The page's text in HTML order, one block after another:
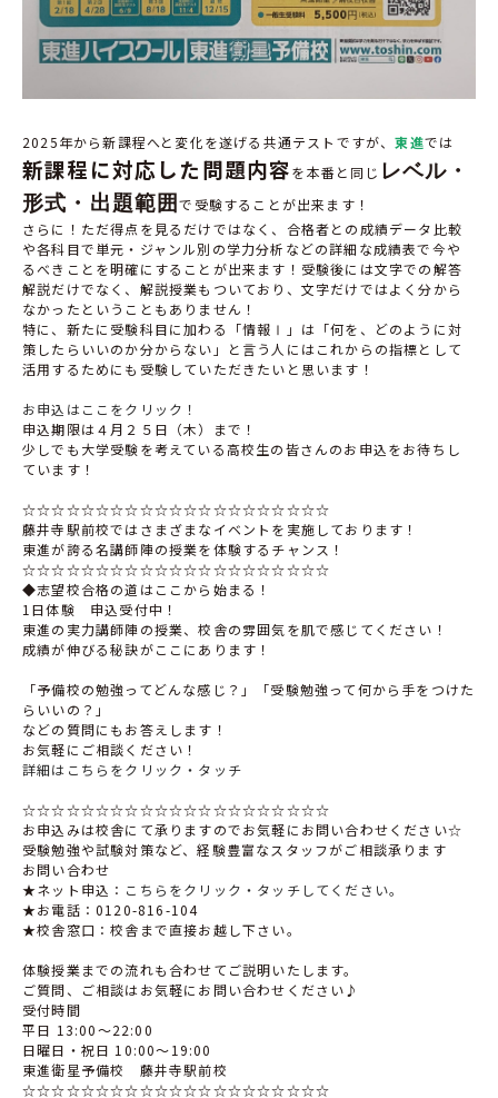
2025年から新課程へと変化を遂げる共通テストですが、東進では
新課程に対応した問題内容を本番と同じ レベル・
形式・出題範囲で受験することが出来ます！
さらに！ただ得点を見るだけではなく、合格者との成績データ比較
や各科目で単元・ジャンル別の学力分析などの詳細な成績表で今や
るべきことを明確にすることが出来ます！受験後には文字での解答
解説だけでなく、解説授業もついており、文字だけではよく分から
なかったということもありません！
特に、新たに受験科目に加わる「情報Ⅰ」は「何を、どのように対
策したらいいのか分からない」と言う人にはこれからの指標として
活用するためにも受験していただきたいと思います！
お申込はここをクリック！
申込期限は４月２５日（木）まで！
少しでも大学受験を考えている高校生の皆さんのお申込をお待ちし
ています！
☆☆☆☆☆☆☆☆☆☆☆☆☆☆☆☆☆☆☆☆☆
藤井寺駅前校ではさまざまなイベントを実施しております！
東進が誇る名講師陣の授業を体験するチャンス！
☆☆☆☆☆☆☆☆☆☆☆☆☆☆☆☆☆☆☆☆☆
◆志望校合格の道はここから始まる！
1日体験 申込受付中！
東進の実力講師陣の授業、校舎の雰囲気を肌で感じてください！
成績が伸びる秘訣がここにあります！
「予備校の勉強ってどんな感じ？」「受験勉強って何から手をつけた
らいいの？」
などの質問にもお答えします！
お気軽にご相談ください！
詳細はこちらをクリック・タッチ
☆☆☆☆☆☆☆☆☆☆☆☆☆☆☆☆☆☆☆☆☆
お申込みは校舎にて承りますのでお気軽にお問い合わせください☆
受験勉強や試験対策など、経験豊富なスタッフがご相談承ります
お問い合わせ
★ネット申込： こちらをクリック・タッチしてください。
★お電話：0120-816-104
★校舎窓口：校舎まで直接お越し下さい。
体験授業までの流れも合わせてご説明いたします。
ご質問、ご相談はお気軽にお問い合わせください♪
受付時間
平日 13:00〜22:00
日曜日・祝日 10:00〜19:00
東進衛星予備校 藤井寺駅前校
☆☆☆☆☆☆☆☆☆☆☆☆☆☆☆☆☆☆☆☆☆